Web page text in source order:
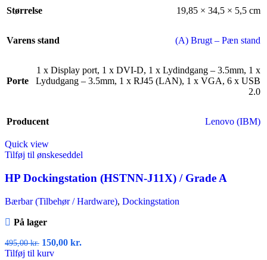
Størrelse 19,85 × 34,5 × 5,5 cm
Varens stand (A) Brugt – Pæn stand
Porte
1 x Display port, 1 x DVI-D, 1 x Lydindgang – 3.5mm, 1 x
Lydudgang – 3.5mm, 1 x RJ45 (LAN), 1 x VGA, 6 x USB
2.0
Producent Lenovo (IBM)
Quick view
Tilføj til ønskeseddel
HP Dockingstation (HSTNN-J11X) / Grade A
Bærbar (Tilbehør / Hardware), Dockingstation
På lager
495,00kr. 150,00 kr.
Tilføj til kurv